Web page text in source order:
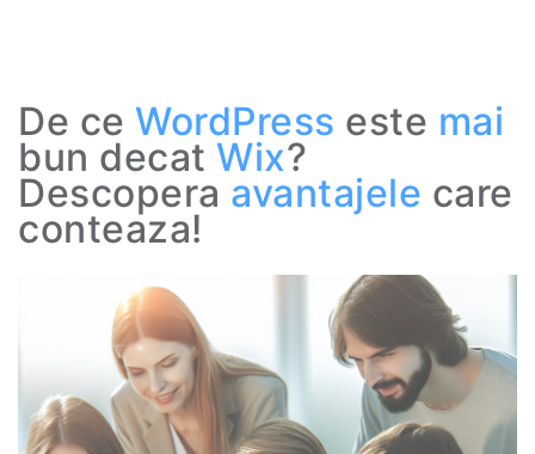
De ce WordPress este mai
bun decat Wix?
Descopera avantajele care
conteaza!